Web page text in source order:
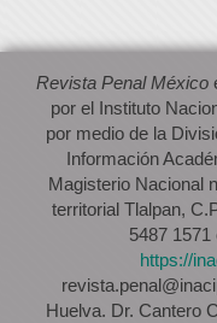
Revista Penal México
por el Instituto
por medio de la
Información
Magisterio Nacional
territorial Tlalpan,
5487 1571
https://
Huelva. Dr. Cantero